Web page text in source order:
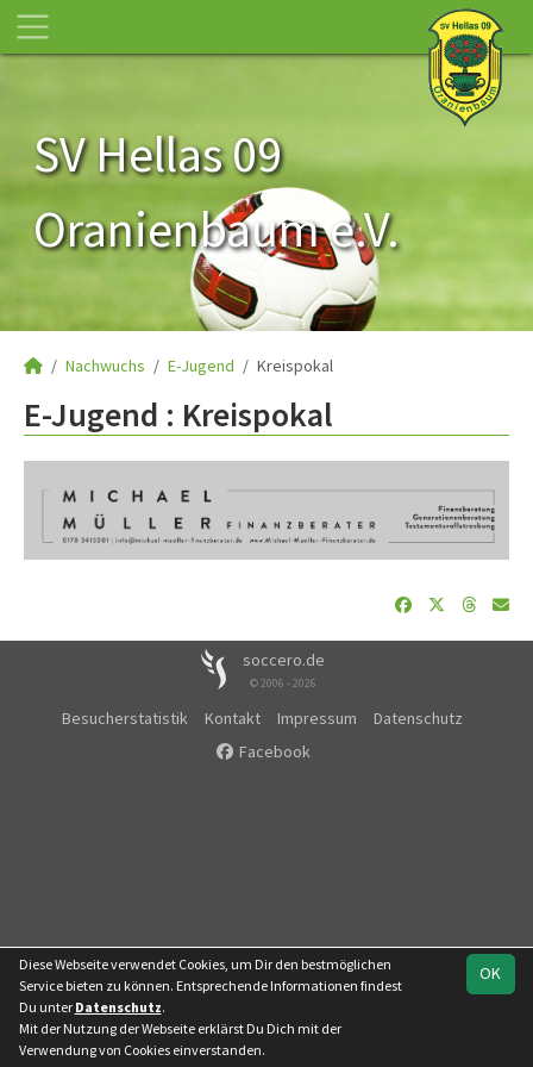
SV Hellas 09
Oranienbaum e.V.
Nachwuchs E-Jugend Kreispokal
Team
E-Jugend : Kreispokal
soccero.de
© 2006 - 2026
Besucherstatistik Kontakt Impressum
Datenschutz
Facebook
OK
Diese Webseite verwendet Cookies, um Dir den bestmöglichen
Service bieten zu können. Entsprechende Informationen findest
Du unter Datenschutz.
Mit der Nutzung der Webseite erklärst Du Dich mit der
Verwendung von Cookies einverstanden.